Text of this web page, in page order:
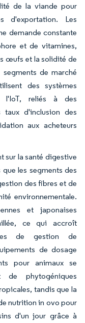
de la viande pour
d'exportation. Les
demande constante
et de vitamines,
œufs et la solidité de
de marché
des systèmes
l'IoT, reliés à des
taux d'inclusion des
aux acheteurs
sur la santé digestive
les segments des
des fibres et de
environnementale.
et japonaises
ce qui accroît
de gestion de
de dosage
pour animaux se
de phytogéniques
tandis que la
nutrition in ovo pour
d'un jour grâce à